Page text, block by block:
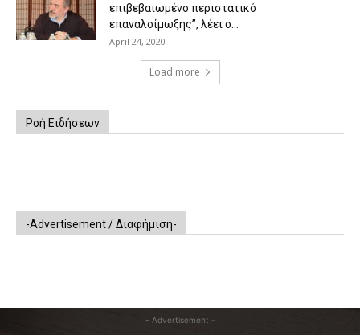
επιβεβαιωμένο περιστατικό
επαναλοίμωξης”, λέει ο...
April 24, 2020
Load more
Ροή Ειδήσεων
-Advertisement / Διαφήμιση-
- Advertisement -